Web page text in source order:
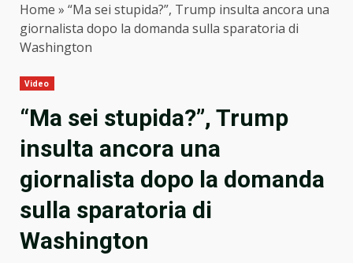
Home » “Ma sei stupida?”, Trump insulta ancora una
giornalista dopo la domanda sulla sparatoria di
Washington
Video
“Ma sei stupida?”, Trump
insulta ancora una
giornalista dopo la domanda
sulla sparatoria di
Washington